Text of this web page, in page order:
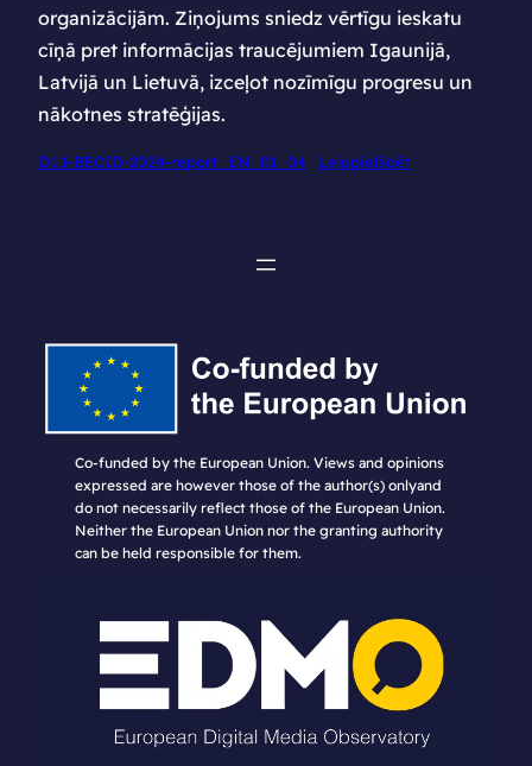
organizācijām. Ziņojums sniedz vērtīgu ieskatu
cīņā pret informācijas traucējumiem Igaunijā,
Latvijā un Lietuvā, izceļot nozīmīgu progresu un
nākotnes stratēģijas.
D1.1-BECID-2024-report_EN_01_04 Lejupielādēt
Co-funded by the European Union. Views and opinions
expressed are however those of the author(s) onlyand
do not necessarily reflect those of the European Union.
Neither the European Union nor the granting authority
can be held responsible for them.